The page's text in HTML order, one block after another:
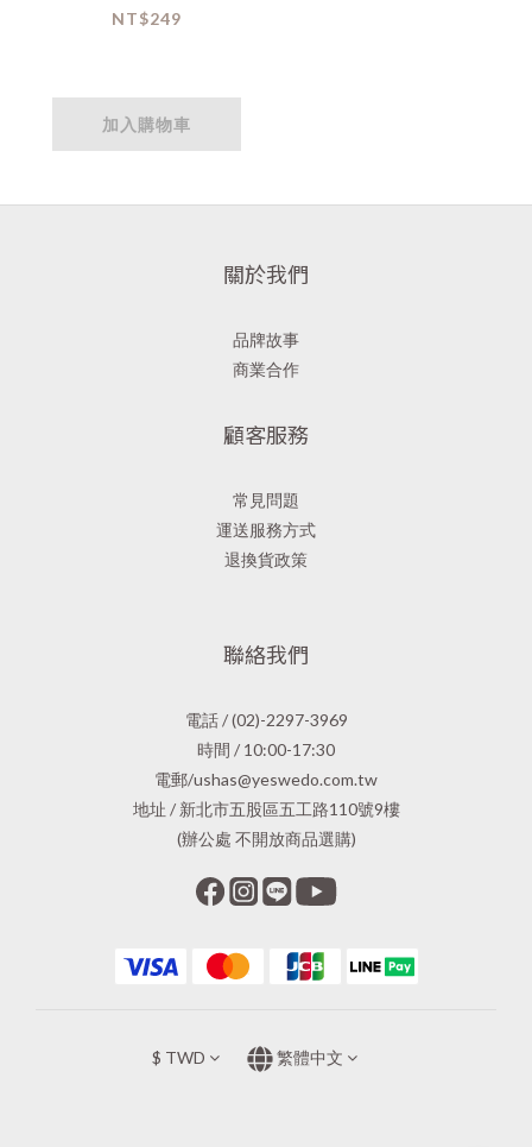
NT$249
加入購物車
關於我們
品牌故事
商業合作
顧客服務
常見問題
運送服務方式
退換貨政策
聯絡我們
電話 / (02)-2297-3969
時間 / 10:00-17:30
電郵/ushas@yeswedo.com.tw
地址 / 新北市五股區五工路110號9樓
(辦公處 不開放商品選購)
$ TWD 繁體中文